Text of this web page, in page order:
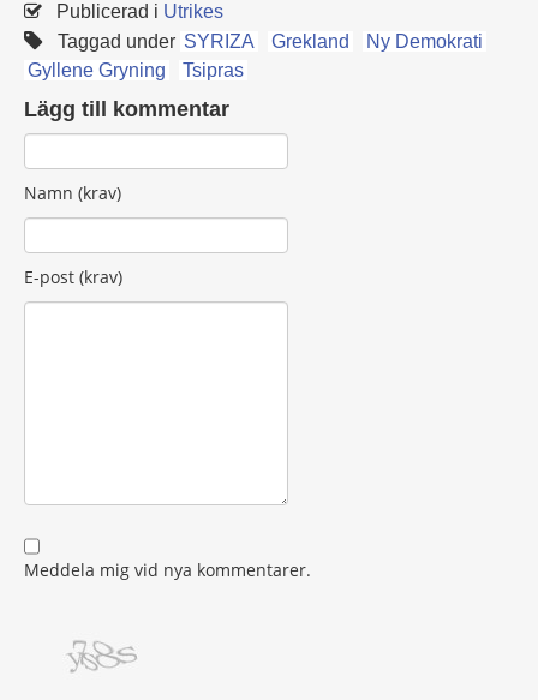
Publicerad i Utrikes
Taggad under SYRIZA Grekland
Ny Demokrati
Gyllene Gryning
Tsipras
Lägg till kommentar
Namn (krav)
E-post (krav)
Meddela mig vid nya kommentarer.